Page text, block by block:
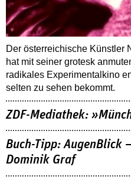
Der österreichische Künstler
hat mit seiner grotesk
radikales Experimentalkino
selten zu sehen bekommt.
ZDF-Mediathek:
Buch-Tipp: AugenBlick
Dominik Graf